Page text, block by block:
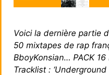
Voici la dernière partie
50 mixtapes de rap
BboyKonsian… PACK
Tracklist :